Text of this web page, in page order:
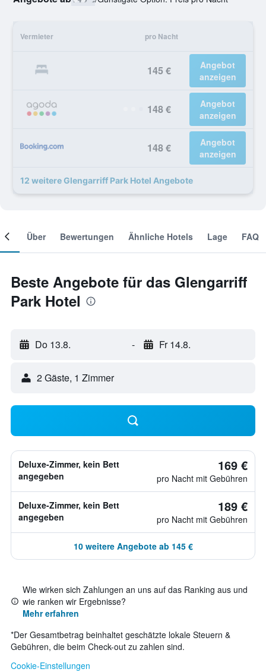
Vermieter pro Nacht
145 €
Angebot
anzeigen
148 €
Angebot
anzeigen
148 €
Angebot
anzeigen
12 weitere Glengarriff Park Hotel Angebote
Über Bewertungen Ähnliche Hotels Lage FAQ
Beste Angebote für das Glengarriff
Park Hotel
Do 13.8. - Fr 14.8.
2 Gäste, 1 Zimmer
Deluxe-Zimmer, kein Bett
angegeben
169 €
pro Nacht mit Gebühren
Deluxe-Zimmer, kein Bett
angegeben
189 €
pro Nacht mit Gebühren
10 weitere Angebote ab 145 €
Wie wirken sich Zahlungen an uns auf das Ranking aus und
wie ranken wir Ergebnisse?
Mehr erfahren
*Der Gesamtbetrag beinhaltet geschätzte lokale Steuern &
Gebühren, die beim Check-out zu zahlen sind.
Cookie-Einstellungen